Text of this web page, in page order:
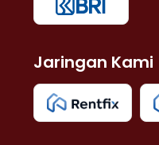
Jaringan Kami